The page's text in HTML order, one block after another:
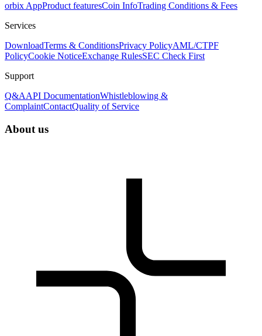
orbix AppProduct featuresCoin InfoTrading Conditions & Fees
Services
DownloadTerms & ConditionsPrivacy PolicyAML/CTPF
PolicyCookie NoticeExchange RulesSEC Check First
Support
Q&AAPI DocumentationWhistleblowing &
ComplaintContactQuality of Service
About us